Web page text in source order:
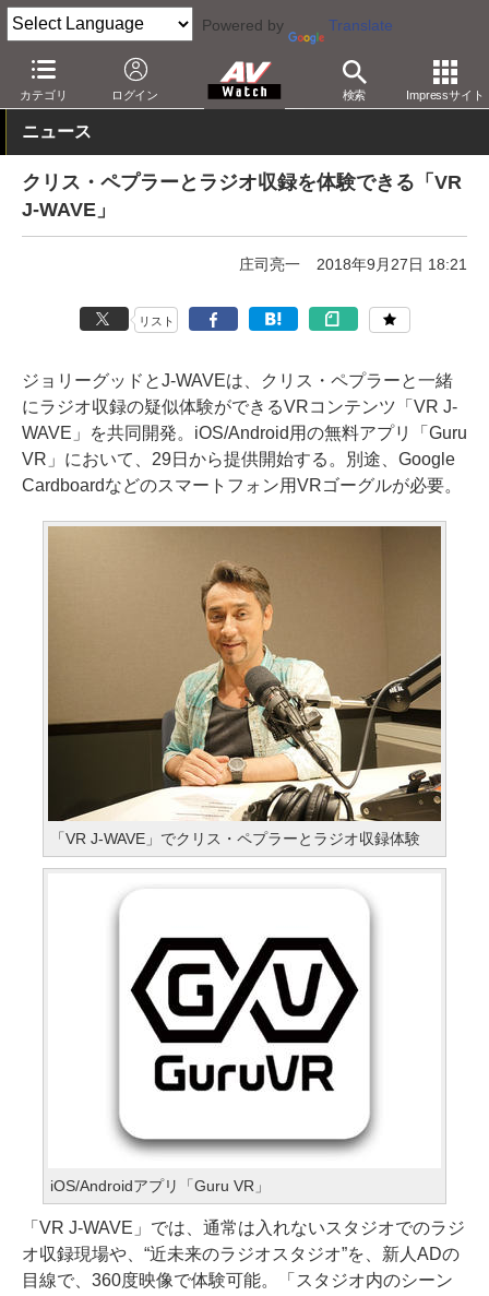
Powered by Translate
カテゴリ ログイン 検索 Impressサイト
AV Watch コンテンツ・サービス VR
ニュース
クリス・ペプラーとラジオ収録を体験できる「VR
J-WAVE」
庄司亮一 2018年9月27日 18:21
リスト
ジョリーグッドとJ-WAVEは、クリス・ペプラーと一緒
にラジオ収録の疑似体験ができるVRコンテンツ「VR J-
WAVE」を共同開発。iOS/Android用の無料アプリ「Guru
VR」において、29日から提供開始する。別途、Google
Cardboardなどのスマートフォン用VRゴーグルが必要。
「VR J-WAVE」でクリス・ペプラーとラジオ収録体験
iOS/Androidアプリ「Guru VR」
「VR J-WAVE」では、通常は入れないスタジオでのラジ
オ収録現場や、“近未来のラジオスタジオ”を、新人ADの
目線で、360度映像で体験可能。「スタジオ内のシーン